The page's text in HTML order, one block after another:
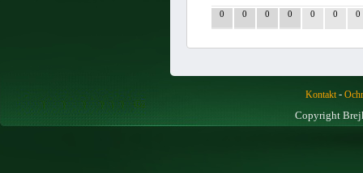
0 0 0 0 0 0 0
Kontakt-
Copyright